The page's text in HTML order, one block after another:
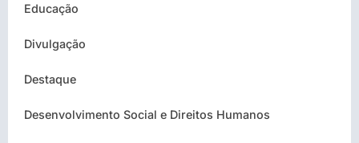
Educação
Divulgação
Destaque
Desenvolvimento Social e Direitos Humanos